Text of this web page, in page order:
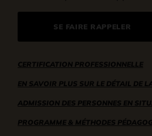
SE FAIRE RAPPELER
CERTIFICATION PROFESSIONNELLE
EN SAVOIR PLUS SUR LE DÉTAIL DE
ADMISSION DES PERSONNES EN
PROGRAMME & MÉTHODES